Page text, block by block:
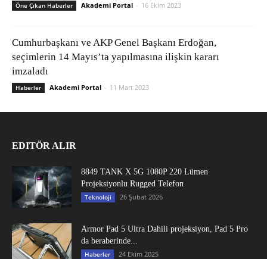
Öne Çıkan Haberler Akademi Portal - 16 Ekim 2023
Cumhurbaşkanı ve AKP Genel Başkanı Erdoğan,
seçimlerin 14 Mayıs’ta yapılmasına ilişkin kararı
imzaladı
Haberler Akademi Portal - 11 Mart 2023
EDITÖR ALIR
8849 TANK X 5G 1080P 220 Lümen
Projeksiyonlu Rugged Telefon
Teknoloji 26 Şubat 2026
Armor Pad 5 Ultra Dahili projeksiyon, Pad 5 Pro
da beraberinde...
Haberler 24 Ekim 2025